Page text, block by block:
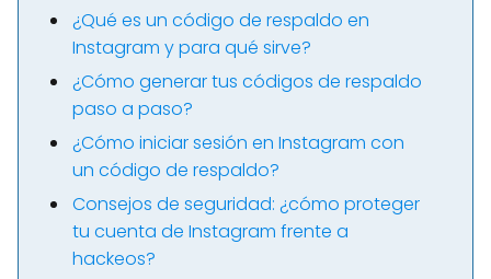
¿Qué es un código de respaldo en
Instagram y para qué sirve?
¿Cómo generar tus códigos de respaldo
paso a paso?
¿Cómo iniciar sesión en Instagram con
un código de respaldo?
Consejos de seguridad: ¿cómo proteger
tu cuenta de Instagram frente a
hackeos?